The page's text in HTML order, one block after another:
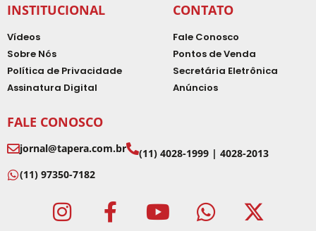
INSTITUCIONAL
Vídeos
Sobre Nós
Política de Privacidade
Assinatura Digital
CONTATO
Fale Conosco
Pontos de Venda
Secretária Eletrônica
Anúncios
FALE CONOSCO
jornal@tapera.com.br
(11) 4028-1999 | 4028-2013
(11) 97350-7182